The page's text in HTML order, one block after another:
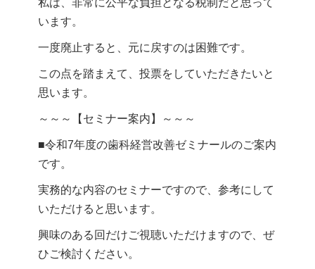
私は、非常に公平な負担となる税制だと思って
います。
一度廃止すると、元に戻すのは困難です。
この点を踏まえて、投票をしていただきたいと
思います。
～～～【セミナー案内】～～～
■令和7年度の歯科経営改善ゼミナールのご案内
です。
実務的な内容のセミナーですので、参考にして
いただけると思います。
興味のある回だけご視聴いただけますので、ぜ
ひご検討ください。